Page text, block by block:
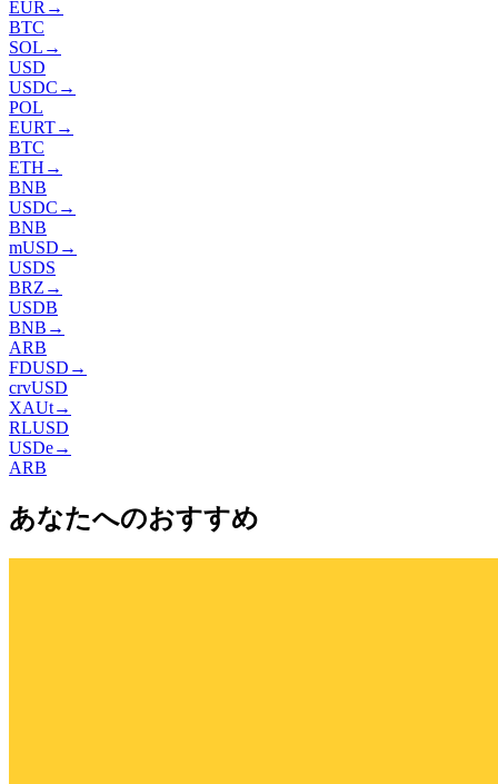
EUR →
BTC
SOL →
USD
USDC →
POL
EURT→
BTC
ETH →
BNB
USDC →
BNB
mUSD →
USDS
BRZ →
USDB
BNB →
ARB
FDUSD →
crvUSD
XAUt→
RLUSD
USDe→
ARB
あなたへのおすすめ